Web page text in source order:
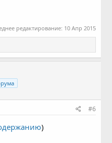
редактирование: 10 Апр 2015
#6
)